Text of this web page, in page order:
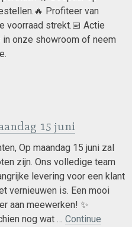
Profiteer van
voorraad strekt.📅 Actie
onze showroom of neem
15 juni
Op maandag 15 juni zal
zijn. Ons volledige team
levering voor een klant
vernieuwen is. Een mooi
aan meewerken! ✨
nog wat … Continue